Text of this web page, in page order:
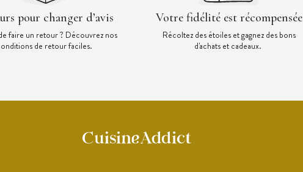
pour changer d’avis
faire un retour ? Découvrez nos
de retour faciles.
Votre fidélité est récompensée
Récoltez des étoiles et gagnez des bons
d'achats et cadeaux.